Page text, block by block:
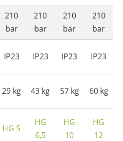
210
bar
210
bar
210
bar
210
bar
IP23 IP23 IP23 IP23
29 kg 43 kg 57 kg 60 kg
HG 5
HG
6,5
HG
10
HG
12